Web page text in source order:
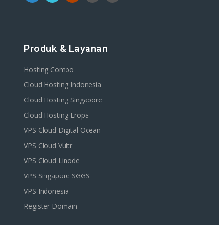
Produk & Layanan
Hosting Combo
Cloud Hosting Indonesia
Cloud Hosting Singapore
Cloud Hosting Eropa
VPS Cloud Digital Ocean
VPS Cloud Vultr
VPS Cloud Linode
VPS Singapore SGGS
VPS Indonesia
Register Domain